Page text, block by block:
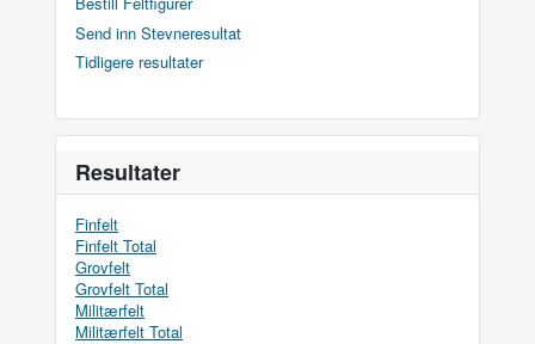
Send inn Stevneresultat
Tidligere resultater
Resultater
Finfelt
Finfelt Total
Grovfelt
Grovfelt Total
Militærfelt
Militærfelt Total